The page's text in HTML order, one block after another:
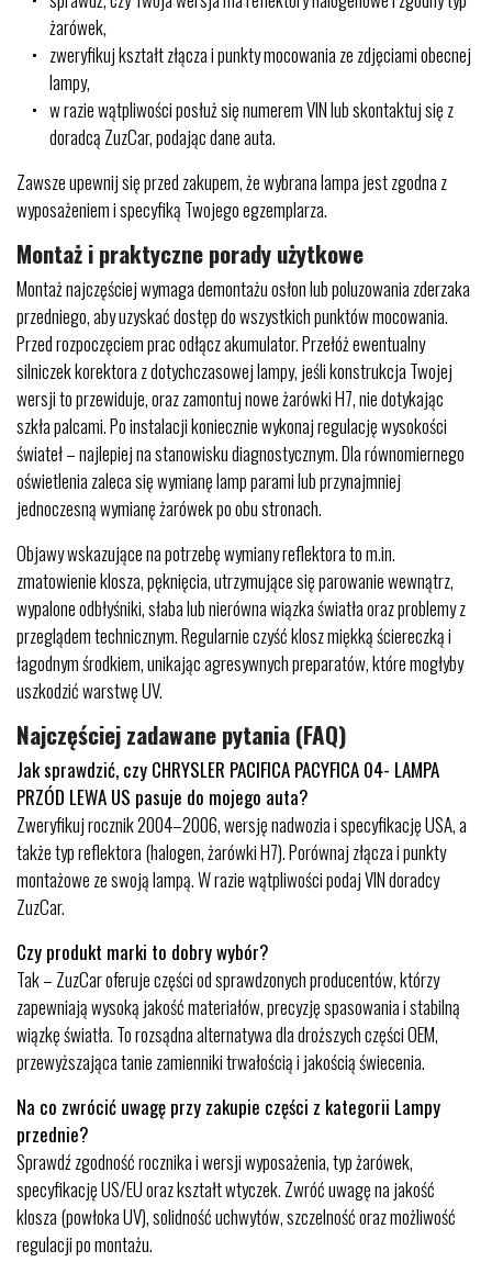
żarówek,
zweryfikuj kształt złącza i punkty mocowania ze zdjęciami obecnej
lampy,
w razie wątpliwości posłuż się numerem VIN lub skontaktuj się z
doradcą ZuzCar, podając dane auta.
Zawsze upewnij się przed zakupem, że wybrana lampa jest zgodna z
wyposażeniem i specyfiką Twojego egzemplarza.
Montaż i praktyczne porady użytkowe
Montaż najczęściej wymaga demontażu osłon lub poluzowania zderzaka
przedniego, aby uzyskać dostęp do wszystkich punktów mocowania.
Przed rozpoczęciem prac odłącz akumulator. Przełóż ewentualny
silniczek korektora z dotychczasowej lampy, jeśli konstrukcja Twojej
wersji to przewiduje, oraz zamontuj nowe żarówki H7, nie dotykając
szkła palcami. Po instalacji koniecznie wykonaj regulację wysokości
świateł – najlepiej na stanowisku diagnostycznym. Dla równomiernego
oświetlenia zaleca się wymianę lamp parami lub przynajmniej
jednoczesną wymianę żarówek po obu stronach.
Objawy wskazujące na potrzebę wymiany reflektora to m.in.
zmatowienie klosza, pęknięcia, utrzymujące się parowanie wewnątrz,
wypalone odbłyśniki, słaba lub nierówna wiązka światła oraz problemy z
przeglądem technicznym. Regularnie czyść klosz miękką ściereczką i
łagodnym środkiem, unikając agresywnych preparatów, które mogłyby
uszkodzić warstwę UV.
Najczęściej zadawane pytania (FAQ)
Jak sprawdzić, czy CHRYSLER PACIFICA PACYFICA 04- LAMPA
PRZÓD LEWA US pasuje do mojego auta?
Zweryfikuj rocznik 2004–2006, wersję nadwozia i specyfikację USA, a
także typ reflektora (halogen, żarówki H7). Porównaj złącza i punkty
montażowe ze swoją lampą. W razie wątpliwości podaj VIN doradcy
ZuzCar.
Czy produkt marki to dobry wybór?
Tak – ZuzCar oferuje części od sprawdzonych producentów, którzy
zapewniają wysoką jakość materiałów, precyzję spasowania i stabilną
wiązkę światła. To rozsądna alternatywa dla droższych części OEM,
przewyższająca tanie zamienniki trwałością i jakością świecenia.
Na co zwrócić uwagę przy zakupie części z kategorii Lampy
przednie?
Sprawdź zgodność rocznika i wersji wyposażenia, typ żarówek,
specyfikację US/EU oraz kształt wtyczek. Zwróć uwagę na jakość
klosza (powłoka UV), solidność uchwytów, szczelność oraz możliwość
regulacji po montażu.